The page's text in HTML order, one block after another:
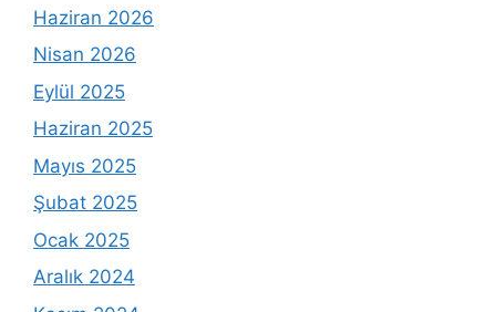
Haziran 2026
Nisan 2026
Eylül 2025
Haziran 2025
Mayıs 2025
Şubat 2025
Ocak 2025
Aralık 2024